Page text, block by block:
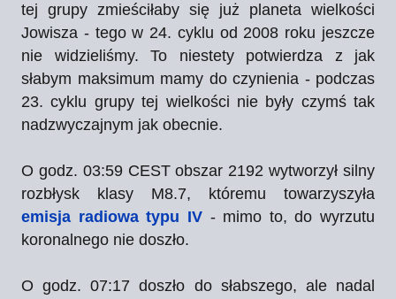
tej grupy zmieściłaby się już planeta wielkości
Jowisza - tego w 24. cyklu od 2008 roku jeszcze
nie widzieliśmy. To niestety potwierdza z jak
słabym maksimum mamy do czynienia - podczas
23. cyklu grupy tej wielkości nie były czymś tak
nadzwyczajnym jak obecnie.
O godz. 03:59 CEST obszar 2192 wytworzył silny
rozbłysk klasy M8.7, któremu towarzyszyła
emisja radiowa typu IV- mimo to, do wyrzutu
koronalnego nie doszło.
O godz. 07:17 doszło do słabszego, ale nadal